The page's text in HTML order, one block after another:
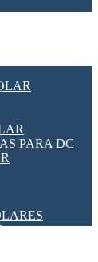
PARA DC